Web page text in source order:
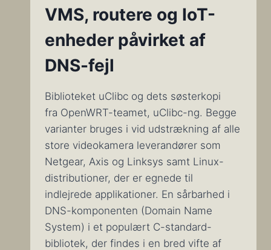
VMS, routere og IoT-
enheder påvirket af
DNS-fejl
Biblioteket uClibc og dets søsterkopi
fra OpenWRT-teamet, uClibc-ng. Begge
varianter bruges i vid udstrækning af alle
store videokamera leverandører som
Netgear, Axis og Linksys samt Linux-
distributioner, der er egnede til
indlejrede applikationer. En sårbarhed i
DNS-komponenten (Domain Name
System) i et populært C-standard-
bibliotek, der findes i en bred vifte af